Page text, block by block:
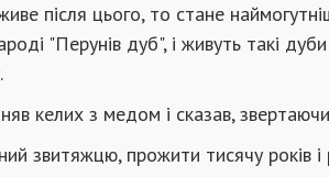
після цього, то стане
"Перунів дуб", і живуть такі
келих з медом і ска­зав,
звитяжцю, прожити ти­сячу років